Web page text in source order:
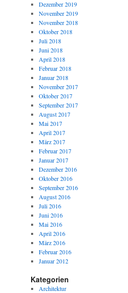
Dezember 2019
November 2019
November 2018
Oktober 2018
Juli 2018
Juni 2018
April 2018
Februar 2018
Januar 2018
November 2017
Oktober 2017
September 2017
August 2017
Mai 2017
April 2017
März 2017
Februar 2017
Januar 2017
Dezember 2016
Oktober 2016
September 2016
August 2016
Juli 2016
Juni 2016
Mai 2016
April 2016
März 2016
Februar 2016
Januar 2012
Kategorien
Architektur